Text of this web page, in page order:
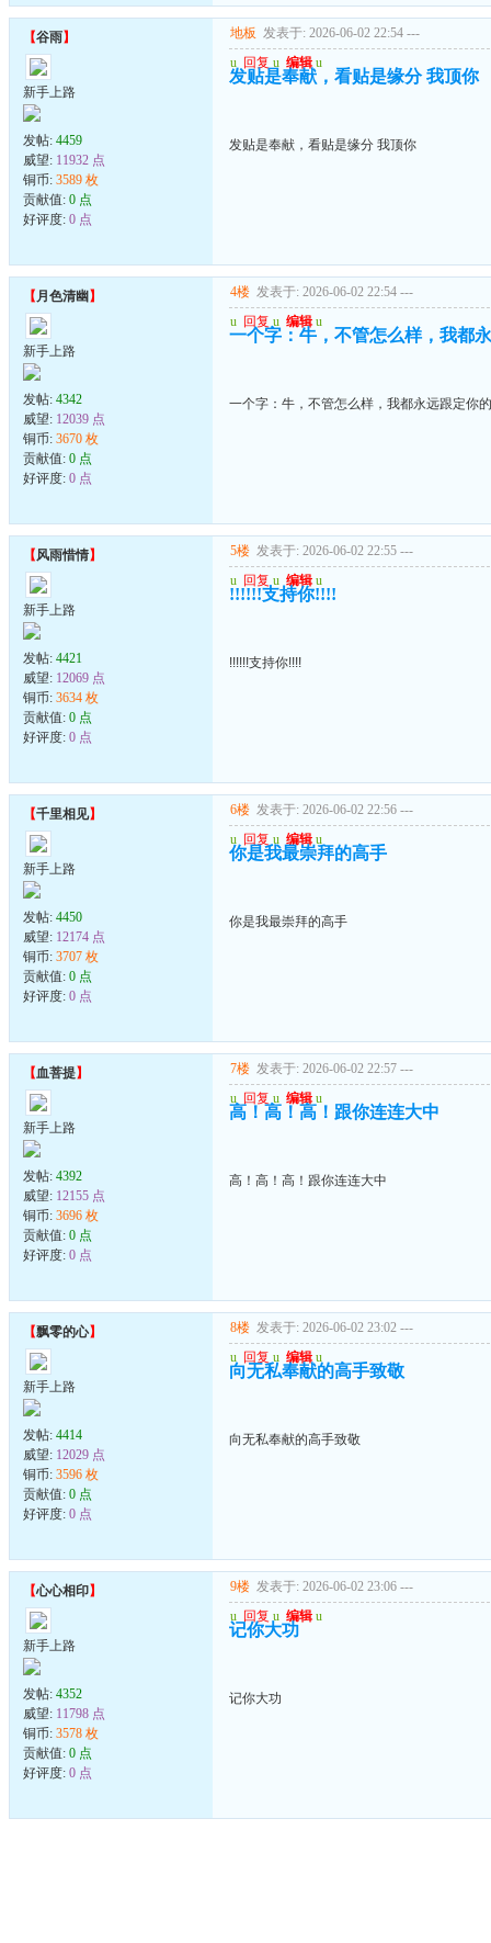
【谷雨】
新手上路
发帖: 4459
威望: 11932 点
铜币: 3589 枚
贡献值: 0 点
好评度: 0 点
地板 发表于: 2026-06-02 22:54 ---
u 回复 u 编辑 u
发贴是奉献，看贴是缘分 我顶你
发贴是奉献，看贴是缘分 我顶你
【月色清幽 】
新手上路
发帖: 4342
威望: 12039 点
铜币: 3670 枚
贡献值: 0 点
好评度: 0 点
4楼 发表于: 2026-06-02 22:54 ---
u 回复 u 编辑 u
一个字：牛，不管怎么样，我都
一个字：牛，不管怎么样，我都永远跟定你的
【风雨惜情】
新手上路
发帖: 4421
威望: 12069 点
铜币: 3634 枚
贡献值: 0 点
好评度: 0 点
5楼 发表于: 2026-06-02 22:55 ---
u 回复 u 编辑 u
!!!!!!支持你!!!!
!!!!!!支持你!!!!
【千里相见】
新手上路
发帖: 4450
威望: 12174 点
铜币: 3707 枚
贡献值: 0 点
好评度: 0 点
6楼 发表于: 2026-06-02 22:56 ---
u 回复 u 编辑 u
你是我最崇拜的高手
你是我最崇拜的高手
【血菩提】
新手上路
发帖: 4392
威望: 12155 点
铜币: 3696 枚
贡献值: 0 点
好评度: 0 点
7楼 发表于: 2026-06-02 22:57 ---
u 回复 u 编辑 u
高！高！高！跟你连连大中
高！高！高！跟你连连大中
【飘零的心】
新手上路
发帖: 4414
威望: 12029 点
铜币: 3596 枚
贡献值: 0 点
好评度: 0 点
8楼 发表于: 2026-06-02 23:02 ---
u 回复 u 编辑 u
向无私奉献的高手致敬
向无私奉献的高手致敬
【心心相印】
新手上路
发帖: 4352
威望: 11798 点
铜币: 3578 枚
贡献值: 0 点
好评度: 0 点
9楼 发表于: 2026-06-02 23:06 ---
u 回复 u 编辑 u
记你大功
记你大功